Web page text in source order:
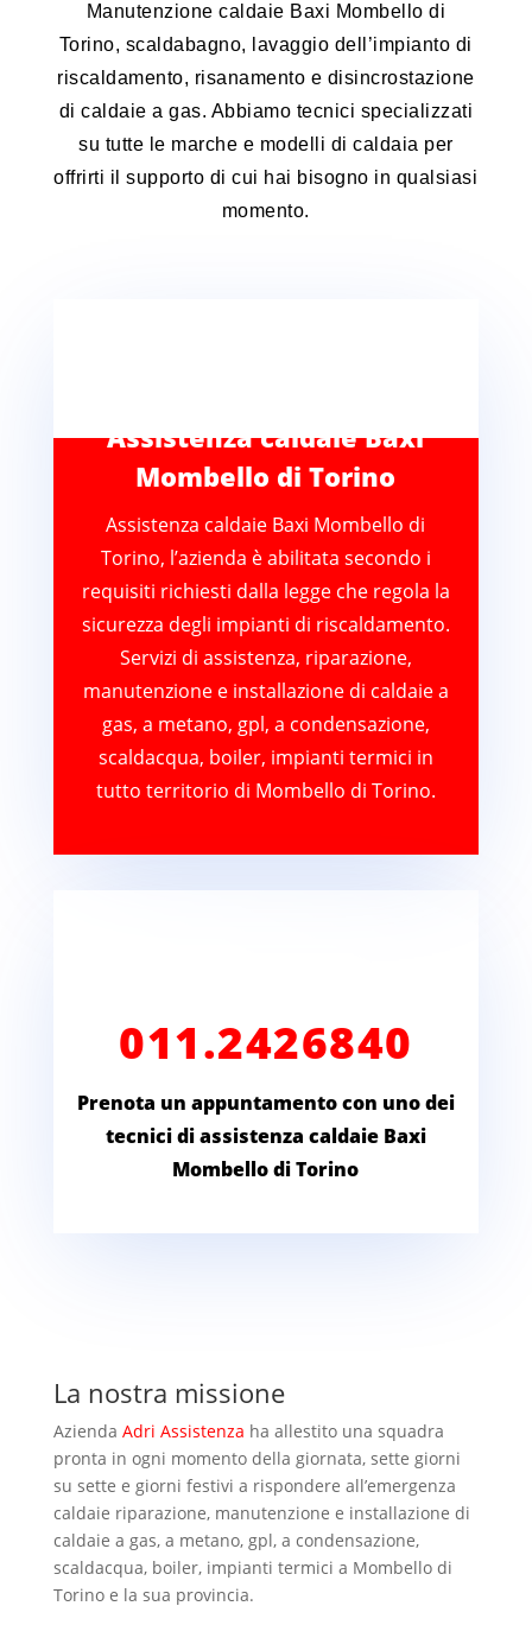
Manutenzione caldaie Baxi Mombello di
Torino, scaldabagno, lavaggio dell’impianto di
riscaldamento, risanamento e disincrostazione
di caldaie a gas. Abbiamo tecnici specializzati
su tutte le marche e modelli di caldaia per
offrirti il supporto di cui hai bisogno in qualsiasi
momento.
Assistenza caldaie Baxi
Mombello di Torino
Assistenza caldaie Baxi Mombello di
Torino, l’azienda è abilitata secondo i
requisiti richiesti dalla legge che regola la
sicurezza degli impianti di riscaldamento.
Servizi di assistenza, riparazione,
manutenzione e installazione di caldaie a
gas, a metano, gpl, a condensazione,
scaldacqua, boiler, impianti termici in
tutto territorio di Mombello di Torino.
011.2426840
Prenota un appuntamento con uno dei
tecnici di assistenza caldaie Baxi
Mombello di Torino
La nostra missione
Azienda Adri Assistenza ha allestito una squadra
pronta in ogni momento della giornata, sette giorni
su sette e giorni festivi a rispondere all’emergenza
caldaie riparazione, manutenzione e installazione di
caldaie a gas, a metano, gpl, a condensazione,
scaldacqua, boiler, impianti termici a Mombello di
Torino e la sua provincia.